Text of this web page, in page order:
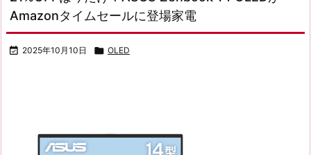
Amazonタイムセールに登場家電
 2025年10月10日  OLED